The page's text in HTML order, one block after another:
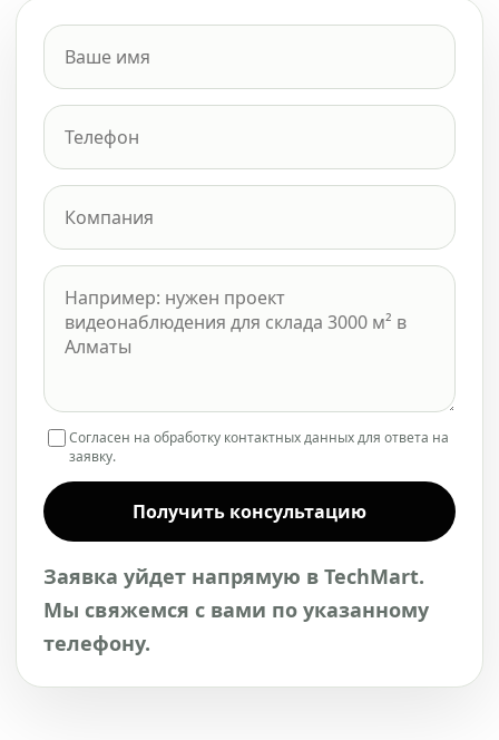
Согласен на обработку контактных данных для ответа на
заявку.
Получить консультацию
Заявка уйдет напрямую в TechMart.
Мы свяжемся с вами по указанному
телефону.